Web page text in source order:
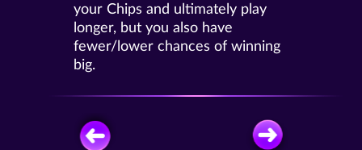
your Chips and ultimately play
longer, but you also have
fewer/lower chances of winning
big.